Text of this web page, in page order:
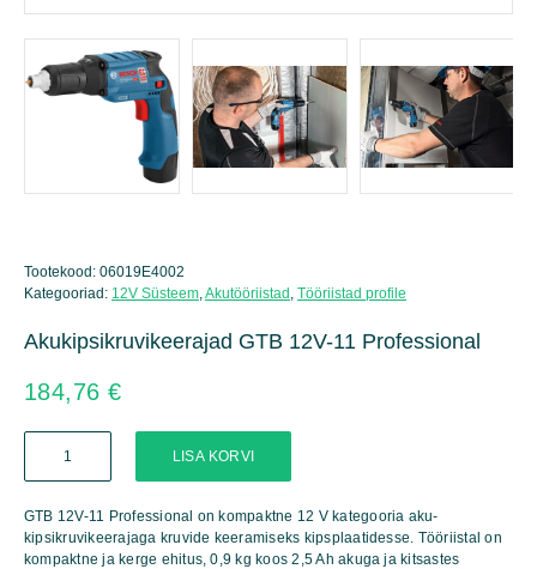
Tootekood: 06019E4002
Kategooriad: 12V Süsteem Akutööriistad Tööriistad profile
Akukipsikruvikeerajad GTB 12V-11 Professional
184,76 €
12V-
Professional
kogus
LISA KORVI
GTB 12V-11 Professional on kompaktne 12 V kategooria aku-
kipsikruvikeerajaga kruvide keeramiseks kipsplaatidesse. Tööriistal on
kompaktne ja kerge ehitus, 0,9 kg koos 2,5 Ah akuga ja kitsastes